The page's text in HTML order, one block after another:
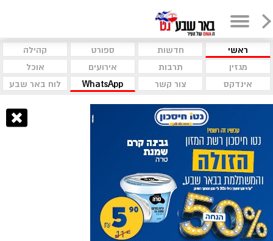
ראשי חדשות ספורט
קהילה
מגזין
תרבות אירועים
אוכל
אינדקס
צור קשר WhatsApp לוח באר שבע